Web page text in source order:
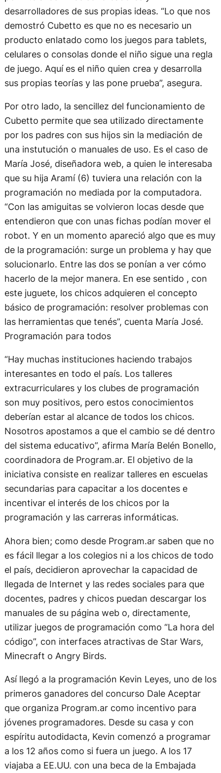
desarrolladores de sus propias ideas. “Lo que nos
demostró Cubetto es que no es necesario un
producto enlatado como los juegos para tablets,
celulares o consolas donde el niño sigue una regla
de juego. Aquí es el niño quien crea y desarrolla
sus propias teorías y las pone prueba”, asegura.
Por otro lado, la sencillez del funcionamiento de
Cubetto permite que sea utilizado directamente
por los padres con sus hijos sin la mediación de
una instutución o manuales de uso. Es el caso de
María José, diseñadora web, a quien le interesaba
que su hija Aramí (6) tuviera una relación con la
programación no mediada por la computadora.
“Con las amiguitas se volvieron locas desde que
entendieron que con unas fichas podían mover el
robot. Y en un momento apareció algo que es muy
de la programación: surge un problema y hay que
solucionarlo. Entre las dos se ponían a ver cómo
hacerlo de la mejor manera. En ese sentido , con
este juguete, los chicos adquieren el concepto
básico de programación: resolver problemas con
las herramientas que tenés”, cuenta María José.
Programación para todos
“Hay muchas instituciones haciendo trabajos
interesantes en todo el país. Los talleres
extracurriculares y los clubes de programación
son muy positivos, pero estos conocimientos
deberían estar al alcance de todos los chicos.
Nosotros apostamos a que el cambio se dé dentro
del sistema educativo”, afirma María Belén Bonello,
coordinadora de Program.ar. El objetivo de la
iniciativa consiste en realizar talleres en escuelas
secundarias para capacitar a los docentes e
incentivar el interés de los chicos por la
programación y las carreras informáticas.
Ahora bien; como desde Program.ar saben que no
es fácil llegar a los colegios ni a los chicos de todo
el país, decidieron aprovechar la capacidad de
llegada de Internet y las redes sociales para que
docentes, padres y chicos puedan descargar los
manuales de su página web o, directamente,
utilizar juegos de programación como “La hora del
código”, con interfaces atractivas de Star Wars,
Minecraft o Angry Birds.
Así llegó a la programación Kevin Leyes, uno de los
primeros ganadores del concurso Dale Aceptar
que organiza Program.ar como incentivo para
jóvenes programadores. Desde su casa y con
espíritu autodidacta, Kevin comenzó a programar
a los 12 años como si fuera un juego. A los 17
viajaba a EE.UU. con una beca de la Embajada